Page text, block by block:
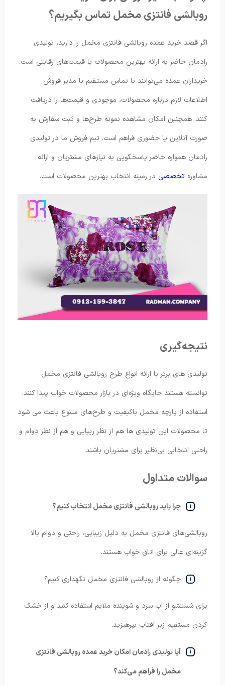
روبالشی فانتزی مخمل تماس بگیریم؟
اگر قصد خرید عمده روبالشی فانتزی مخمل را دارید، تولیدی
رادمان حاضر به ارائه بهترین محصولات با قیمت‌های رقابتی است.
خریداران عمده می‌توانند با تماس مستقیم با مدیر فروش
اطلاعات لازم درباره محصولات، موجودی و قیمت‌ها را دریافت
کنند. همچنین امکان مشاهده نمونه طرح‌ها و ثبت سفارش به
صورت آنلاین یا حضوری فراهم است. تیم فروش ما در تولیدی
رادمان همواره حاضر پاسخگویی به نیازهای مشتریان و ارائه
مشاوره تخصصی در زمینه انتخاب بهترین محصولات است.
نتیجه‌گیری
تولیدی های برتر با ارائه انواع طرح روبالشی فانتزی مخمل
توانسته هستند جایگاه ویژه‌ای در بازار محصولات خواب پیدا کنند.
استفاده از پارچه مخمل باکیفیت و طرح‌های متنوع باعث می شود
تا محصولات این تولیدی ها هم از نظر زیبایی و هم از نظر دوام و
راحتی انتخابی بی‌نظیر برای مشتریان باشند.
سوالات متداول
چرا باید روبالشی فانتزی مخمل انتخاب کنیم؟
روبالشی‌های فانتزی مخمل به دلیل زیبایی، راحتی و دوام بالا
گزینه‌ای عالی برای اتاق خواب هستند.
چگونه از روبالشی فانتزی مخمل نگهداری کنیم؟
برای شستشو از آب سرد و شوینده ملایم استفاده کنید و از خشک
کردن مستقیم زیر آفتاب بپرهیزید.
آیا تولیدی رادمان امکان خرید عمده روبالشی فانتزی
مخمل را فراهم می‌کند؟